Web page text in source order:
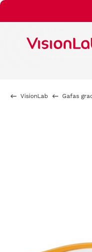
VisionLab Gafas